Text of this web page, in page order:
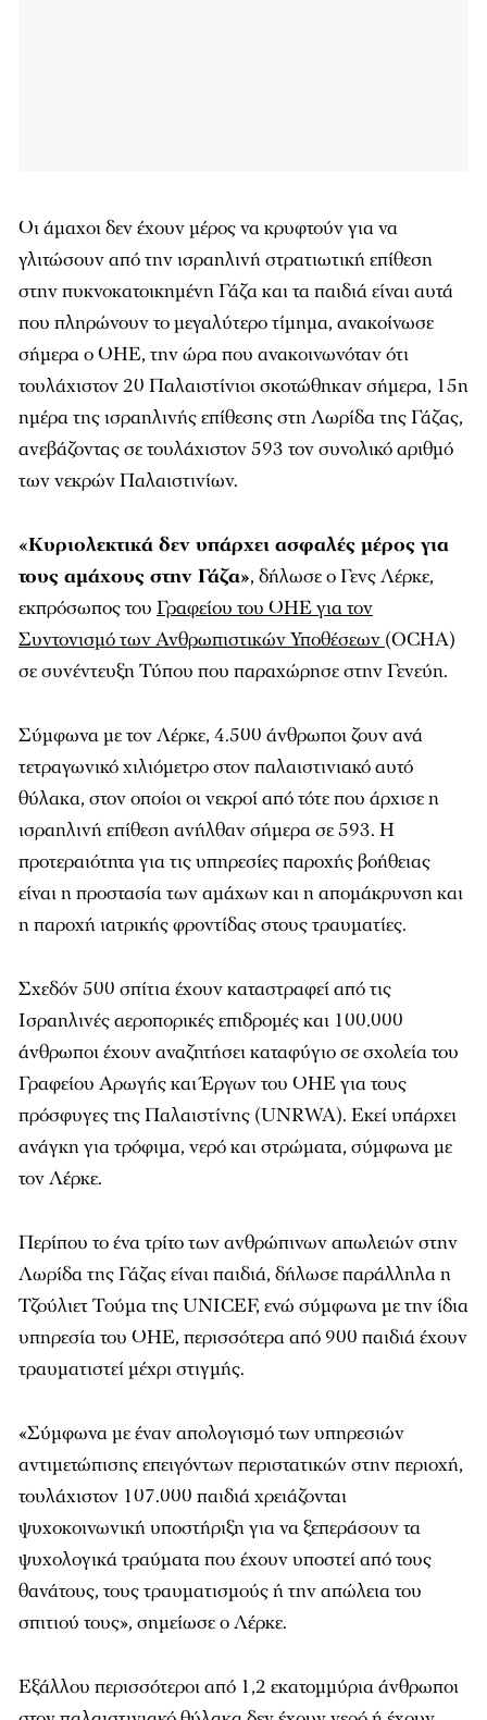
Οι άμαχοι δεν έχουν μέρος να κρυφτούν για να
γλιτώσουν από την ισραηλινή στρατιωτική επίθεση
στην πυκνοκατοικημένη Γάζα και τα παιδιά είναι αυτά
που πληρώνουν το μεγαλύτερο τίμημα, ανακοίνωσε
σήμερα ο ΟΗΕ, την ώρα που ανακοινωνόταν ότι
τουλάχιστον 20 Παλαιστίνιοι σκοτώθηκαν σήμερα, 15η
ημέρα της ισραηλινής επίθεσης στη Λωρίδα της Γάζας,
ανεβάζοντας σε τουλάχιστον 593 τον συνολικό αριθμό
των νεκρών Παλαιστινίων.
«Κυριολεκτικά δεν υπάρχει ασφαλές μέρος για
τους αμάχους στην Γάζα», δήλωσε ο Γενς Λέρκε,
εκπρόσωπος του Γραφείου του ΟΗΕ για τον
Συντονισμό των Ανθρωπιστικών Υποθέσεων (OCHA)
σε συνέντευξη Τύπου που παραχώρησε στην Γενεύη.
Σύμφωνα με τον Λέρκε, 4.500 άνθρωποι ζουν ανά
τετραγωνικό χιλιόμετρο στον παλαιστινιακό αυτό
θύλακα, στον οποίοι οι νεκροί από τότε που άρχισε η
ισραηλινή επίθεση ανήλθαν σήμερα σε 593. Η
προτεραιότητα για τις υπηρεσίες παροχής βοήθειας
είναι η προστασία των αμάχων και η απομάκρυνση και
η παροχή ιατρικής φροντίδας στους τραυματίες.
Σχεδόν 500 σπίτια έχουν καταστραφεί από τις
Ισραηλινές αεροπορικές επιδρομές και 100.000
άνθρωποι έχουν αναζητήσει καταφύγιο σε σχολεία του
Γραφείου Αρωγής και Έργων του ΟΗΕ για τους
πρόσφυγες της Παλαιστίνης (UNRWA). Εκεί υπάρχει
ανάγκη για τρόφιμα, νερό και στρώματα, σύμφωνα με
τον Λέρκε.
Περίπου το ένα τρίτο των ανθρώπινων απωλειών στην
Λωρίδα της Γάζας είναι παιδιά, δήλωσε παράλληλα η
Τζούλιετ Τούμα της UNICEF, ενώ σύμφωνα με την ίδια
υπηρεσία του ΟΗΕ, περισσότερα από 900 παιδιά έχουν
τραυματιστεί μέχρι στιγμής.
«Σύμφωνα με έναν απολογισμό των υπηρεσιών
αντιμετώπισης επειγόντων περιστατικών στην περιοχή,
τουλάχιστον 107.000 παιδιά χρειάζονται
ψυχοκοινωνική υποστήριξη για να ξεπεράσουν τα
ψυχολογικά τραύματα που έχουν υποστεί από τους
θανάτους, τους τραυματισμούς ή την απώλεια του
σπιτιού τους», σημείωσε ο Λέρκε.
Εξάλλου περισσότεροι από 1,2 εκατομμύρια άνθρωποι